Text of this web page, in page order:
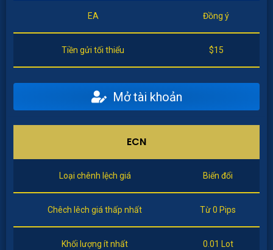
EA Đồng ý
Tiền gửi tối thiểu $15
Mở tài khoản
ECN
Loại chênh lệch giá Biến đổi
Chêch lêch giá thấp nhất Từ 0 Pips
Khối lượng ít nhất 0.01 Lot